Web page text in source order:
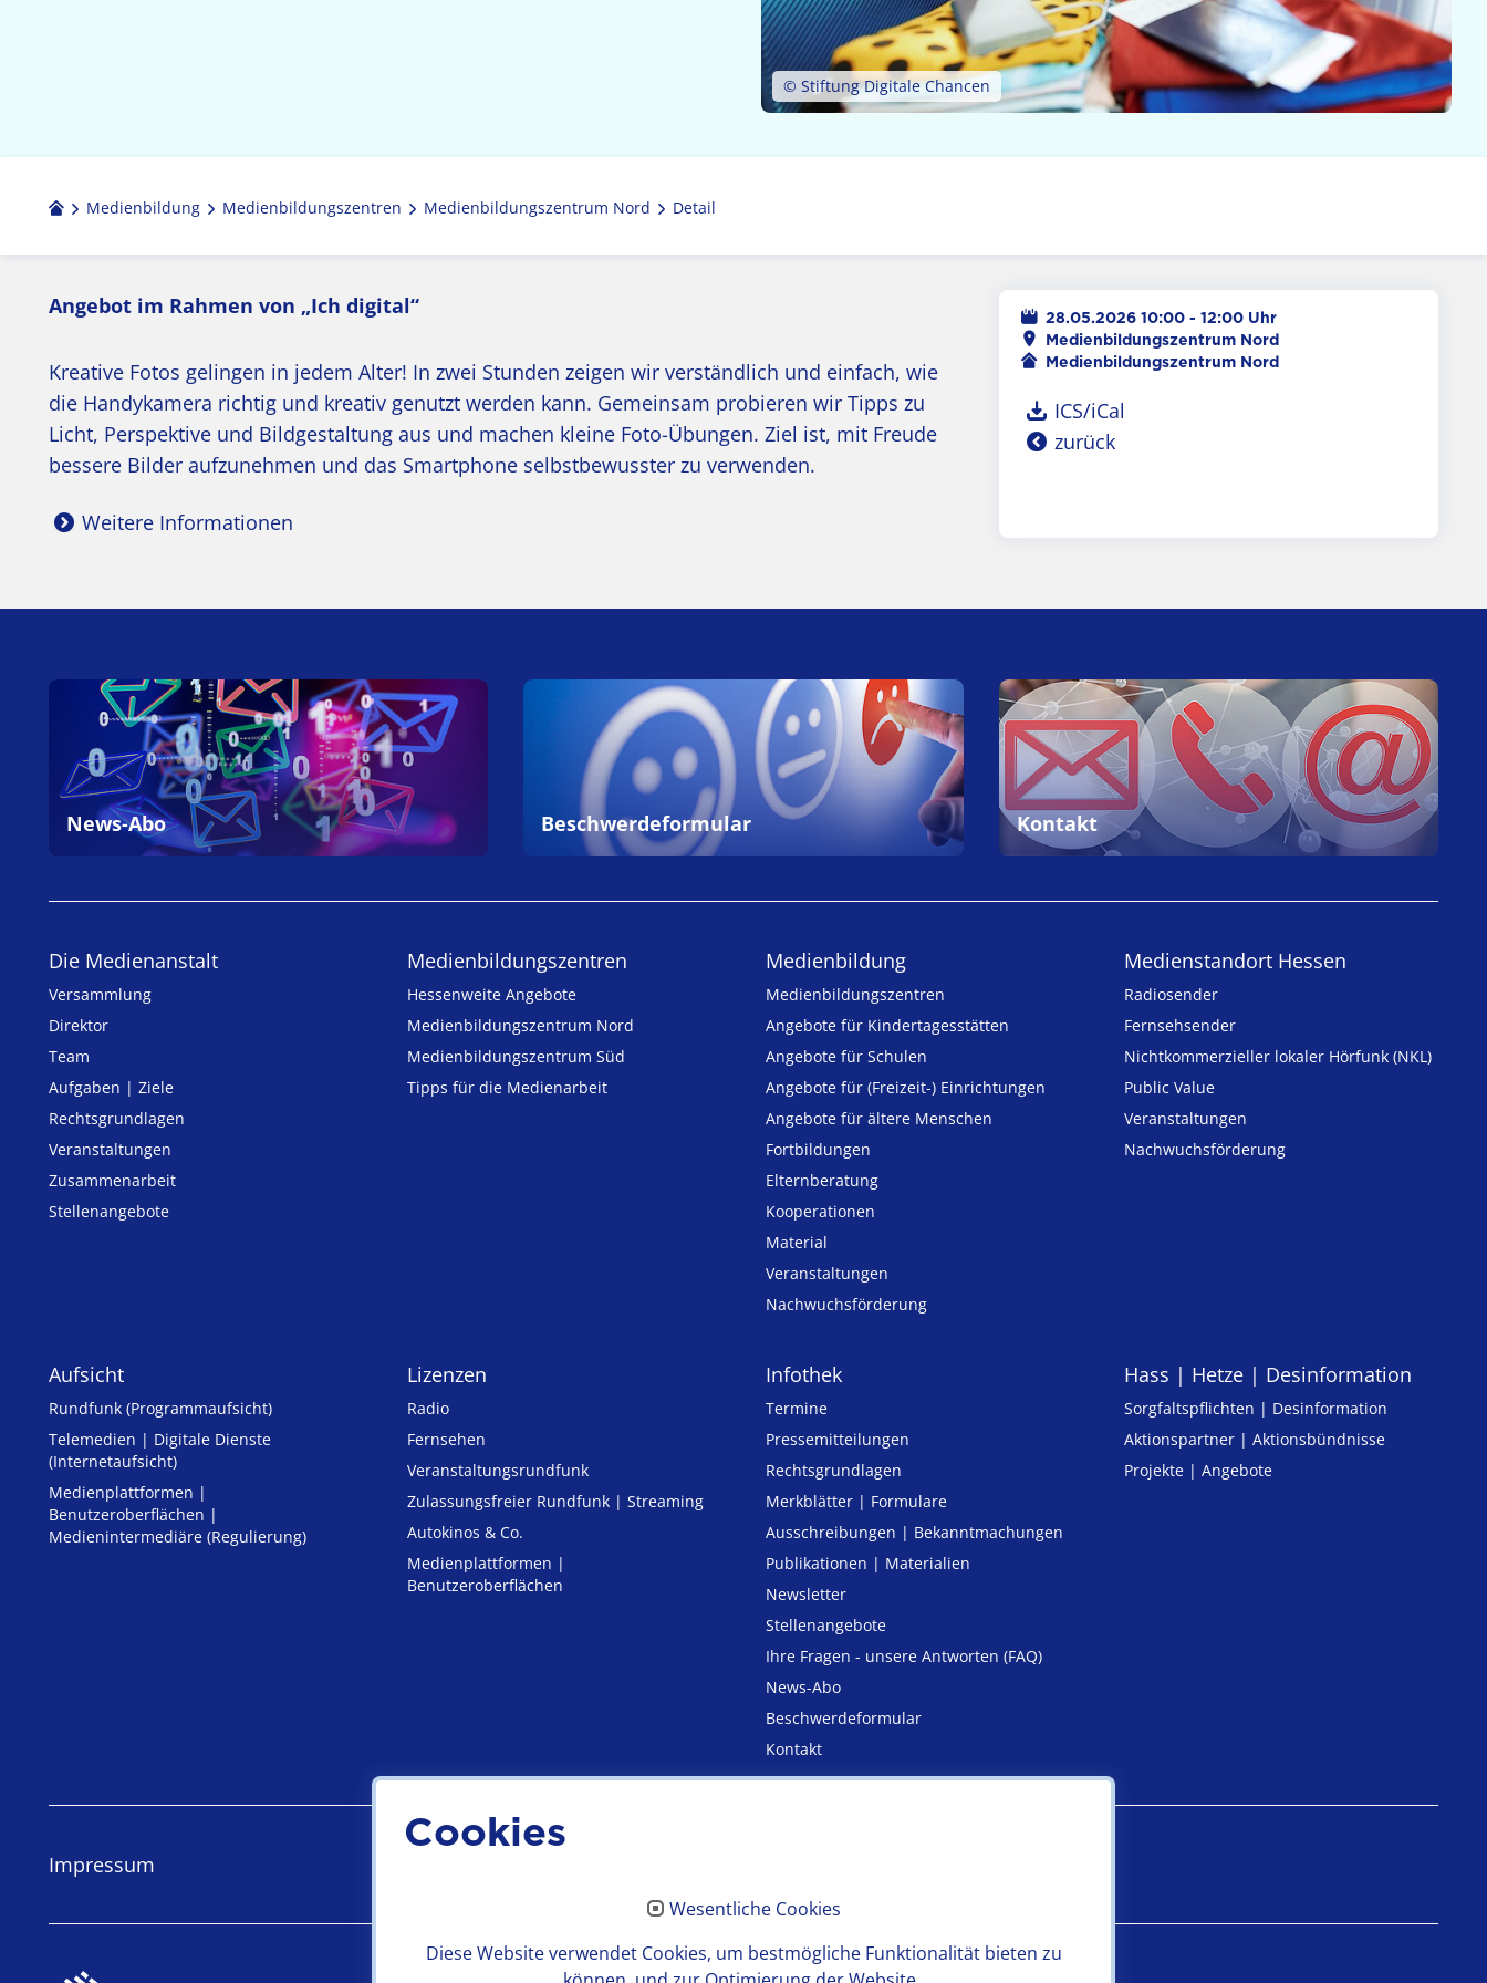
© Stiftung Digitale Chancen
Medienbildung Medien­bildungs­zentren Medienbildungszentrum Nord Detail
Angebot im Rahmen von „Ich digital“
Kreative Fotos gelingen in jedem Alter! In zwei Stunden zeigen wir verständlich und einfach, wie
die Handykamera richtig und kreativ genutzt werden kann. Gemeinsam probieren wir Tipps zu
Licht, Perspektive und Bildgestaltung aus und machen kleine Foto-Übungen. Ziel ist, mit Freude
bessere Bilder aufzunehmen und das Smartphone selbstbewusster zu verwenden.
Weitere Informationen
28.05.2026 10:00 - 12:00 Uhr
Ort
Medienbildungszentrum Nord
Veranstalter
Medienbildungszentrum Nord
ICS/iCal
zurück
News-Abo Beschwerdeformular Kontakt
Die Medienanstalt
Versammlung
Direktor
Team
Aufgaben | Ziele
Rechtsgrundlagen
Veranstaltungen
Zusammenarbeit
Stellenangebote
Medien­bildungs­zentren
Hessenweite Angebote
Medienbildungszentrum Nord
Medienbildungszentrum Süd
Tipps für die Medienarbeit
Medienbildung
Medien­bildungs­zentren
Angebote für Kinder­tages­stätten
Angebote für Schulen
Angebote für (Freizeit-) Ein­rich­tungen
Angebote für ältere Menschen
Fortbildungen
Elternberatung
Kooperationen
Material
Veranstaltungen
Nachwuchsförderung
Medienstandort Hessen
Radiosender
Fernsehsender
Nicht­kommer­zieller lo­ka­ler Hör­funk (NKL)
Public Value
Veranstaltungen
Nachwuchsförderung
Aufsicht
Rundfunk (Programmaufsicht)
Telemedien | Digitale Dienste
(Internetaufsicht)
Medienplattformen |
Benutzeroberflächen |
Medienintermediäre (Regulierung)
Lizenzen
Radio
Fernsehen
Veranstaltungsrundfunk
Zulassungs­freier Rund­funk | Streaming
Autokinos & Co.
Medienplattformen |
Benutzeroberflächen
Infothek
Termine
Pressemitteilungen
Rechtsgrundlagen
Merkblätter | Formulare
Ausschreibungen | Bekanntmachungen
Publikationen | Materialien
Newsletter
Stellenangebote
Ihre Fragen - unsere Antworten (FAQ)
News-Abo
Beschwerdeformular
Kontakt
Hass | Hetze | Desinformation
Sorgfaltspflichten | Desinformation
Aktionspartner | Aktionsbündnisse
Projekte | Angebote
Impressum
Cookies
Wesentliche Cookies
Diese Website verwendet Cookies, um bestmögliche Funktionalität bieten zu